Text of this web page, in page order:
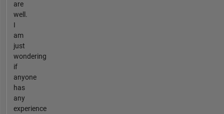
are
well.
I
am
just
wondering
if
anyone
has
any
experience